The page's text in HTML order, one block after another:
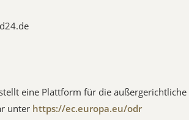
eine Plattform für die
unter https://ec.europa.eu/odr